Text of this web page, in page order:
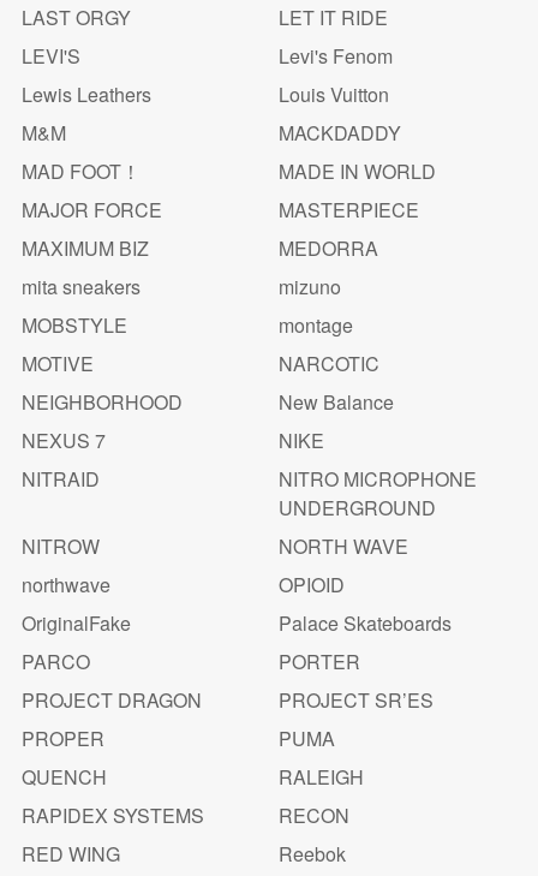
LAST ORGY
LET IT RIDE
LEVI'S
Levi's Fenom
Lewis Leathers
Louis Vuitton
M&M
MACKDADDY
MAD FOOT！
MADE IN WORLD
MAJOR FORCE
MASTERPIECE
MAXIMUM BIZ
MEDORRA
mita sneakers
mizuno
MOBSTYLE
montage
MOTIVE
NARCOTIC
NEIGHBORHOOD
New Balance
NEXUS 7
NIKE
NITRAID
NITRO MICROPHONE
UNDERGROUND
NITROW
NORTH WAVE
northwave
OPIOID
OriginalFake
Palace Skateboards
PARCO
PORTER
PROJECT DRAGON
PROJECT SR’ES
PROPER
PUMA
QUENCH
RALEIGH
RAPIDEX SYSTEMS
RECON
RED WING
Reebok